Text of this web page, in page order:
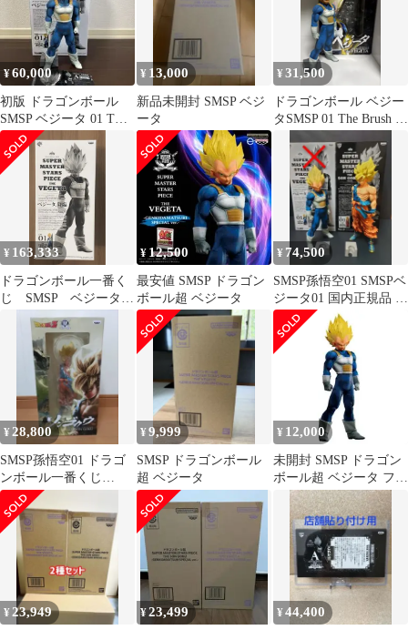
GENKIDAMATSURI
SPECIAL ver.[10]
¥60,000
初版 ドラゴンボール
SMSP ベジータ 01 THE
BRUSH フィギュア
¥ 13,000
新品未開封 SMSP ベジ
ータ
¥31,500
ドラゴンボール ベジー
タSMSP 01 The Brush 海
¥ 163,333
ドラゴンボール一番く
じ SMSP ベジータ
01 A賞 半券付き
¥ 12,500
最安値 SMSP ドラゴン
ボール超 ベジータ
¥ 74,500
SMSP孫悟空01 SMSPベ
ジータ01 国内正規品 2
体セット
¥28,800
SMSP孫悟空01 ドラゴ
ンボール一番くじ
SMSPベジータ
¥9,999
SMSP ドラゴンボール
超 ベジータ
¥ 12,000
未開封 SMSP ドラゴン
ボール超 ベジータ フィ
ギュア
¥ 23,949 ¥23,499 ¥44,400